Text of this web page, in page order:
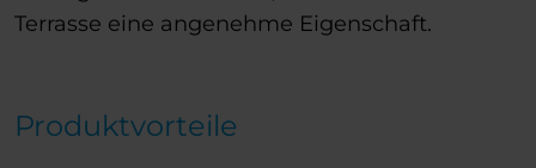
Terrasse eine angenehme Eigenschaft.
Produktvorteile